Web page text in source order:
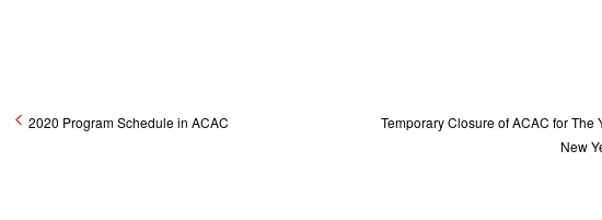
Temporary Closure of ACAC for The
New
2020 Program Schedule in ACAC